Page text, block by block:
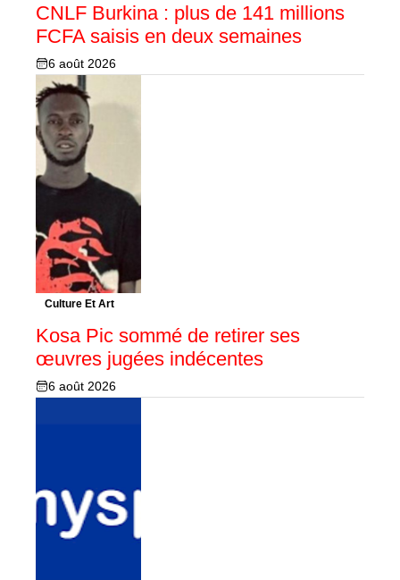
CNLF Burkina : plus de 141 millions
FCFA saisis en deux semaines
6 août 2026
Culture Et Art
Kosa Pic sommé de retirer ses
œuvres jugées indécentes
6 août 2026